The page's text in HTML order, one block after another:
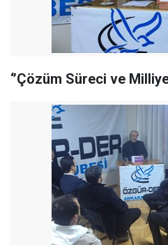
‘’Çözüm Süreci ve